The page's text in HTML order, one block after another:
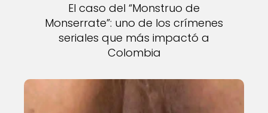
El caso del “Monstruo de
Monserrate”: uno de los crímenes
seriales que más impactó a
Colombia